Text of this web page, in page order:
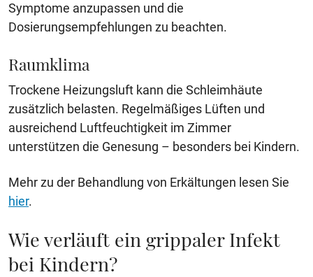
Symptome anzupassen und die
Dosierungsempfehlungen zu beachten.
Raumklima
Trockene Heizungsluft kann die Schleimhäute
zusätzlich belasten. Regelmäßiges Lüften und
ausreichend Luftfeuchtigkeit im Zimmer
unterstützen die Genesung – besonders bei Kindern.
Mehr zu der Behandlung von Erkältungen lesen Sie
hier.
Wie verläuft ein grippaler Infekt
bei Kindern?